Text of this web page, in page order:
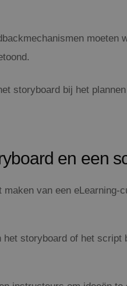
storyboard bij het
en een
van een
storyboard of het